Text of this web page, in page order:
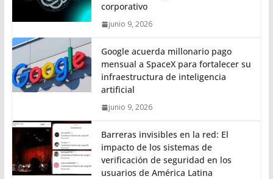
corporativo
junio 9, 2026
Google acuerda millonario pago
mensual a SpaceX para fortalecer su
infraestructura de inteligencia
artificial
junio 9, 2026
Barreras invisibles en la red: El
impacto de los sistemas de
verificación de seguridad en los
usuarios de América Latina